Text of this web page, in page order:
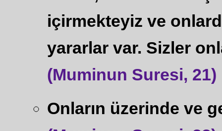
içirmekteyiz ve
yararlar var. Sizler
(Muminun Suresi, 21)
Onların üzerinde ve